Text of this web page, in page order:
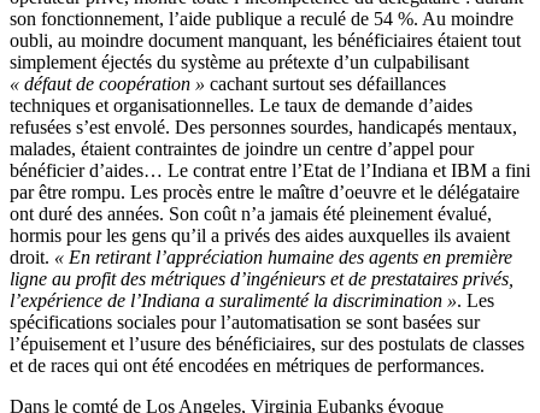
son fonctionnement, l’aide publique a reculé de 54 %. Au moindre
oubli, au moindre document manquant, les bénéficiaires étaient tout
simplement éjectés du système au prétexte d’un culpabilisant
« défaut de coopération » cachant surtout ses défaillances
techniques et organisationnelles. Le taux de demande d’aides
refusées s’est envolé. Des personnes sourdes, handicapés mentaux,
malades, étaient contraintes de joindre un centre d’appel pour
bénéficier d’aides… Le contrat entre l’Etat de l’Indiana et IBM a fini
par être rompu. Les procès entre le maître d’oeuvre et le délégataire
ont duré des années. Son coût n’a jamais été pleinement évalué,
hormis pour les gens qu’il a privés des aides auxquelles ils avaient
droit. « En retirant l’appréciation humaine des agents en première
ligne au profit des métriques d’ingénieurs et de prestataires privés,
l’expérience de l’Indiana a suralimenté la discrimination ». Les
spécifications sociales pour l’automatisation se sont basées sur
l’épuisement et l’usure des bénéficiaires, sur des postulats de classes
et de races qui ont été encodées en métriques de performances.
Dans le comté de Los Angeles, Virginia Eubanks évoque